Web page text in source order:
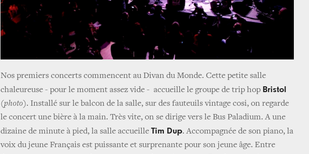
Nos premiers concerts commencent au Divan du Monde. Cette petite salle
chaleureuse - pour le moment assez vide - accueille le groupe de trip hop Bristol
(photo). Installé sur le balcon de la salle, sur des fauteuils vintage cosi, on regarde
le concert une bière à la main. Très vite, on se dirige vers le Bus Paladium. A une
dizaine de minute à pied, la salle accueille Tim Dup. Accompagnée de son piano, la
voix du jeune Français est puissante et surprenante pour son jeune âge. Entre